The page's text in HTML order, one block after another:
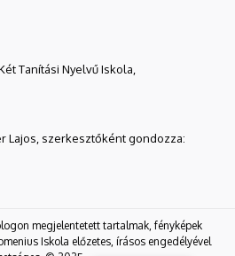
Tanítási Nyelvű Iskola,
Lajos, szerkesztőként gondozza:
megjelentetett tartalmak, fényképek
Iskola előzetes, írásos engedélyével